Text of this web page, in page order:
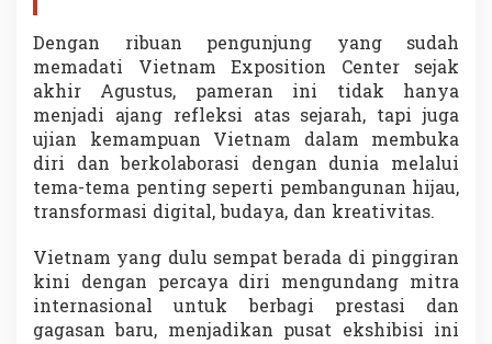
Dengan ribuan pengunjung yang sudah
memadati Vietnam Exposition Center sejak
akhir Agustus, pameran ini tidak hanya
menjadi ajang refleksi atas sejarah, tapi juga
ujian kemampuan Vietnam dalam membuka
diri dan berkolaborasi dengan dunia melalui
tema-tema penting seperti pembangunan hijau,
transformasi digital, budaya, dan kreativitas.
Vietnam yang dulu sempat berada di pinggiran
kini dengan percaya diri mengundang mitra
internasional untuk berbagi prestasi dan
gagasan baru, menjadikan pusat ekshibisi ini